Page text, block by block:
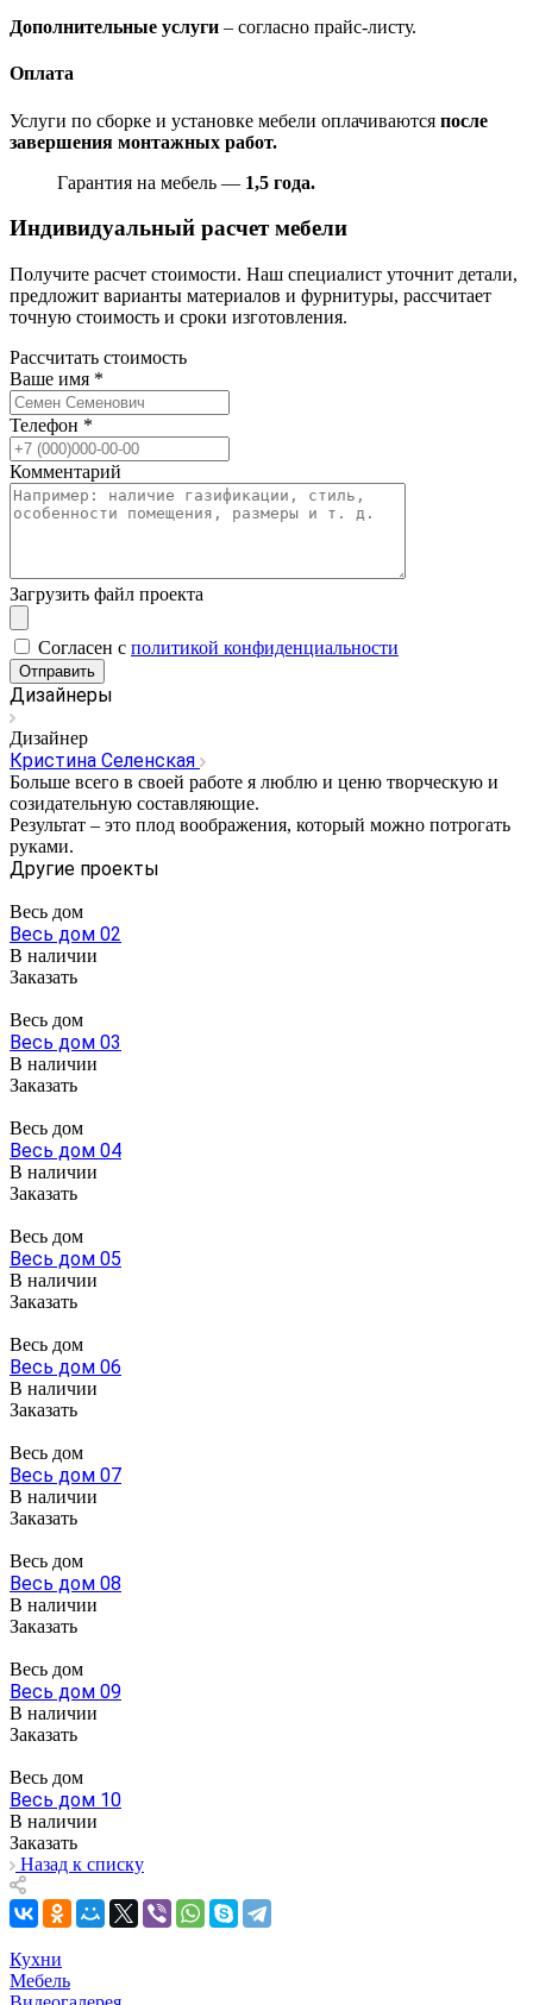
Дополнительные услуги – согласно прайс-листу.
Оплата
Услуги по сборке и установке мебели оплачиваются после
завершения монтажных работ.
Гарантия на мебель — 1,5 года.
Индивидуальный расчет мебели
Получите расчет стоимости. Наш специалист уточнит детали,
предложит варианты материалов и фурнитуры, рассчитает
точную стоимость и сроки изготовления.
Рассчитать стоимость
Ваше имя *
Телефон *
Комментарий
Загрузить файл проекта
Cогласен с политикой конфиденциальности
Отправить
Дизайнеры
Дизайнер
Кристина Селенская
Больше всего в своей работе я люблю и ценю творческую и
созидательную составляющие.
Результат – это плод воображения, который можно потрогать
руками.
Другие проекты
Весь дом
Весь дом 02
В наличии
Заказать
Весь дом
Весь дом 03
В наличии
Заказать
Весь дом
Весь дом 04
В наличии
Заказать
Весь дом
Весь дом 05
В наличии
Заказать
Весь дом
Весь дом 06
В наличии
Заказать
Весь дом
Весь дом 07
В наличии
Заказать
Весь дом
Весь дом 08
В наличии
Заказать
Весь дом
Весь дом 09
В наличии
Заказать
Весь дом
Весь дом 10
В наличии
Заказать
Назад к списку
Кухни
Мебель